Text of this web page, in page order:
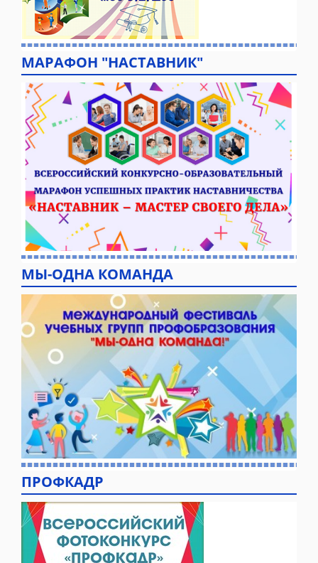
МАРАФОН "НАСТАВНИК"
МЫ-ОДНА КОМАНДА
ПРОФКАДР